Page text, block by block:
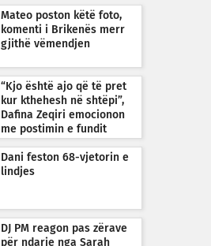
Mateo poston këtë foto,
komenti i Brikenës merr
gjithë vëmendjen
“Kjo është ajo që të pret
kur kthehesh në shtëpi”,
Dafina Zeqiri emocionon
me postimin e fundit
Dani feston 68-vjetorin e
lindjes
DJ PM reagon pas zërave
për ndarje nga Sarah